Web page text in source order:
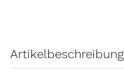
Artikelbeschreibung